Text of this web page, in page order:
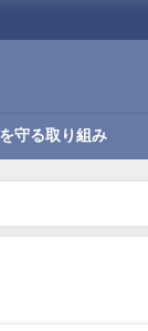
守る取り組み